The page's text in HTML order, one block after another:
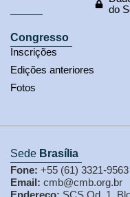
do
Congresso
Inscrições
Edições anteriores
Fotos
Sede Brasília
Fone: +55 (61) 3321-9563
Email: cmb@cmb.org.br